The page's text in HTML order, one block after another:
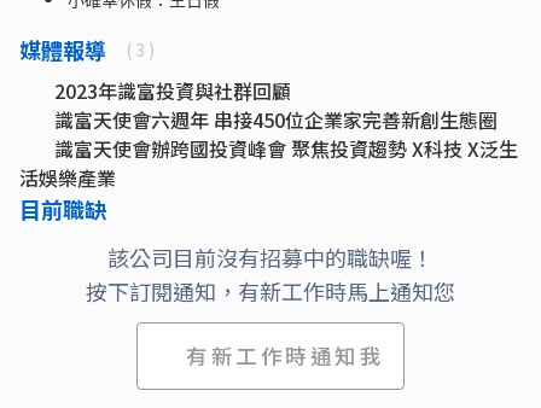
媒體報導 ( 3 )
2023年識富投資與社群回顧
識富天使會六週年 串接450位企業家完善新創生態圈
識富天使會辦跨國投資峰會 聚焦投資趨勢 X科技 X泛生
活娛樂產業
目前職缺
該公司目前沒有招募中的職缺喔！
按下訂閱通知，有新工作時馬上通知您
有新工作時通知我